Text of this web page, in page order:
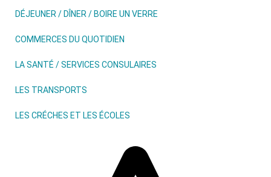
DÉJEUNER / DÎNER / BOIRE UN VERRE
COMMERCES DU QUOTIDIEN
LA SANTÉ / SERVICES CONSULAIRES
LES TRANSPORTS
LES CRÉCHES ET LES ÉCOLES